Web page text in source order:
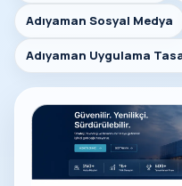
Adıyaman Sosyal Medya
Adıyaman Uygulama